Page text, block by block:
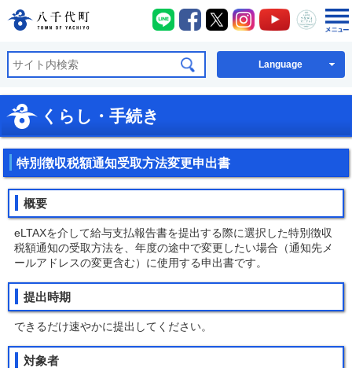
八千代町公式ホームページ
八千代町LINE
八千代町Facebook
八千代町X八千代町Instagram
八千代町
八千
Language
くらし・手続き
特別徴収税額通知受取方法変更申出書
概要
eLTAXを介して給与支払報告書を提出する際に選択した特別徴収
税額通知の受取方法を、年度の途中で変更したい場合（通知先メ
ールアドレスの変更含む）に使用する申出書です。
提出時期
できるだけ速やかに提出してください。
対象者